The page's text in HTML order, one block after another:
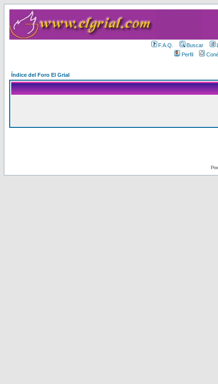
F.A.Q. Buscar
Perfil
Índice del Foro El Grial